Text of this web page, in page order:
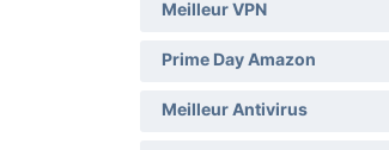
Meilleur VPN
Prime Day Amazon
Meilleur Antivirus